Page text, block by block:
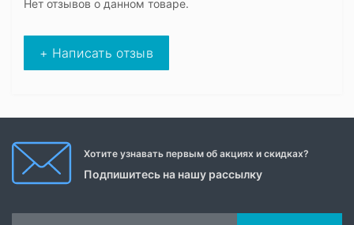
Нет отзывов о данном товаре.
+ Написать отзыв
Хотите узнавать первым об акциях и скидках?
Подпишитесь на нашу рассылку